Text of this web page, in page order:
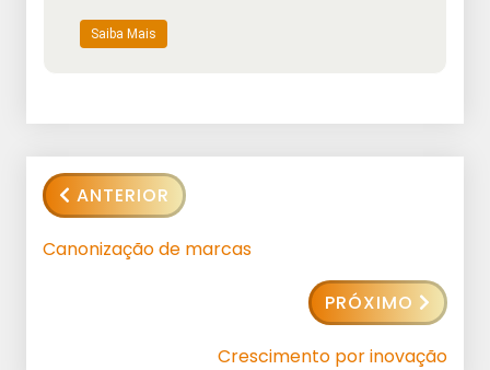
Saiba Mais
ANTERIOR
Canonização de marcas
PRÓXIMO
Crescimento por inovação